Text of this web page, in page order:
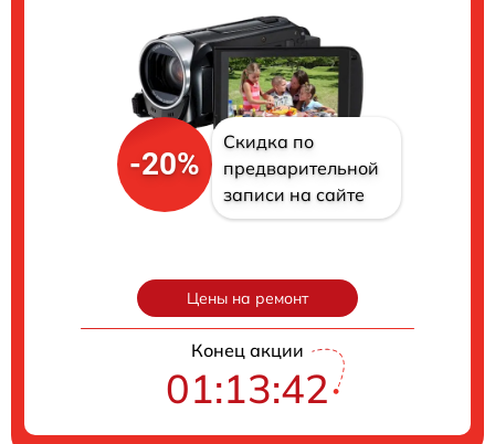
-20%
Скидка по
предварительной
записи на сайте
Цены на ремонт
Конец акции
01:13:41